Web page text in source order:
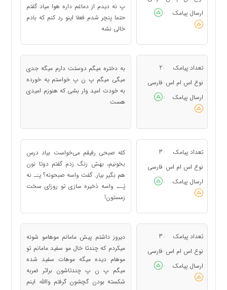
ارسال پیامک
:
پ نه دیدم از دماغم داره هوا میاد گفتم
حتما پنچر شدم فعلا اینو رد کنم که بادم
خالی نشه
تعداد پیامک :
2
نوع اس ام اس : فارسی
ارسال پیامک
:
به دختره میگم دوستت دارم میگه جدی
میگی میگم پ ن پ خواستم یه خورده
به خودت امید وار بشی که هنوزم امیدی
هست
تعداد پیامک :
3
نوع اس ام اس : فارسی
ارسال پیامک
:
کله صبحی رفیقم می‌خواست بیاد درس
بخونیم، بهش زنگ زدم گفتم دوتا نون
هم بگیر بیار. گفت واسه صبحونه؟ پـَـ نه
پَــ، واسه ذخیره سازی تو روزای سخت
زمستون!
تعداد پیامک :
3
نوع اس ام اس : فارسی
ارسال پیامک
:
دیروز داشتم پیش مامانم موهامو شونه
میکردم که چندتا خال مو سفید مامانم تو
موهام دیده میگه موهات سفید شده
میگم پ ن پ چندتاشون براثر ضربه
شکسته بودن گچشون گرفتم واالله اینم